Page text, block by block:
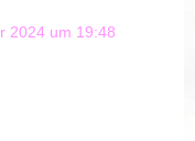
2024 um 19:48